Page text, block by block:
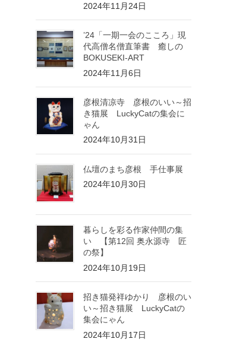
2024年11月24日
’24「一期一会のこころ」現
代高僧名僧直筆書 癒しの
BOKUSEKI-ART
2024年11月6日
彦根清凉寺 彦根のいい～招
き猫展 LuckyCatの集会に
ゃん
2024年10月31日
仏壇のまち彦根 手仕事展
2024年10月30日
暮らしを彩る作家仲間の集
い 【第12回 奥永源寺 匠
の祭】
2024年10月19日
招き猫発祥ゆかり 彦根のい
い～招き猫展 LuckyCatの
集会にゃん
2024年10月17日